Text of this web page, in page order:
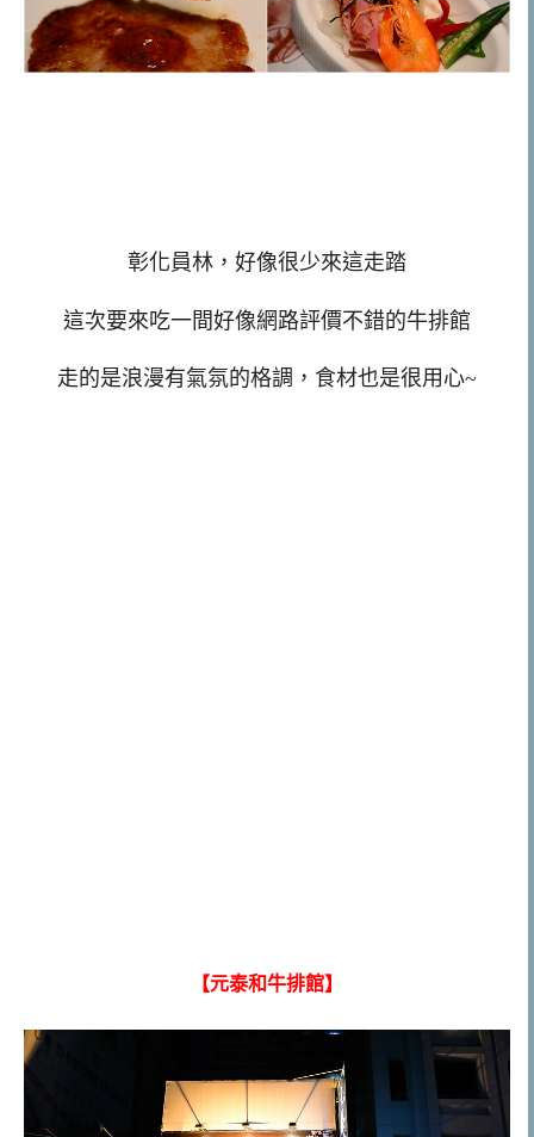
彰化員林，好像很少來這走踏
這次要來吃一間好像網路評價不錯的牛排館
走的是浪漫有氣氛的格調，食材也是很用心~
【元泰和牛排館】